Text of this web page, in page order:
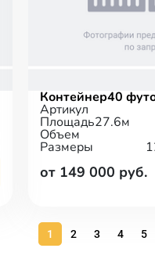
Контейнер40
Артикул
Площадь27.6м
Объем
Размеры
от 149 000 руб.
1 2 3 4 5